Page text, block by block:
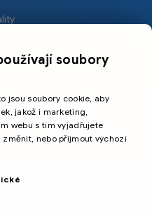
s.r.o.
soubory
jsou soubory cookie, aby
jakož i marketing,
webu s tím vyjadřujete
změnit, nebo přijmout výchozí